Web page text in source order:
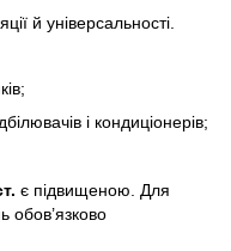
й універсальності.
і кондиціонерів;
є підвищеною. Для
обов’язково